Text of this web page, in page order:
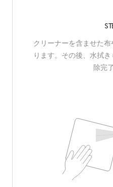
クリーナーを含ませた
ります。その後、水拭
除完